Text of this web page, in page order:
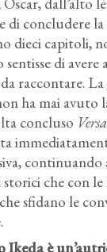
di concludere
dieci capitoli,
di avere
raccontare. La
ha mai avuto
concluso
storici che con
sfidano le
Ikeda è